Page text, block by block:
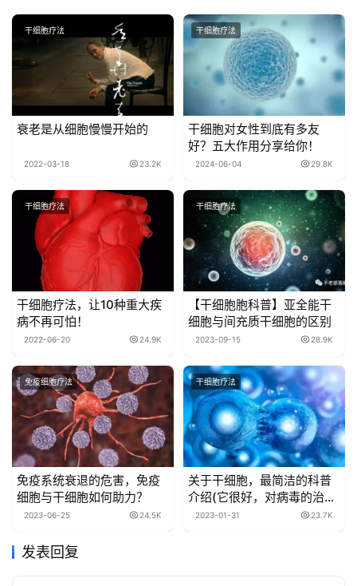
干细胞疗法
衰老是从细胞慢慢开始的
2022-03-18 23.2K
干细胞疗法
干细胞对女性到底有多友
好？五大作用分享给你！
2024-06-04 29.8K
干细胞疗法
干细胞疗法，让10种重大疾
病不再可怕！
2022-06-20 24.9K
干细胞疗法
【干细胞胞科普】亚全能干
细胞与间充质干细胞的区别
2023-09-15 28.9K
免疫细胞疗法
免疫系统衰退的危害，免疫
细胞与干细胞如何助力？
2023-06-25 24.5K
干细胞疗法
关于干细胞，最简洁的科普
介绍(它很好，对病毒的治疗
与身体修复作用也很安全有
2023-01-31 23.7K
发表回复